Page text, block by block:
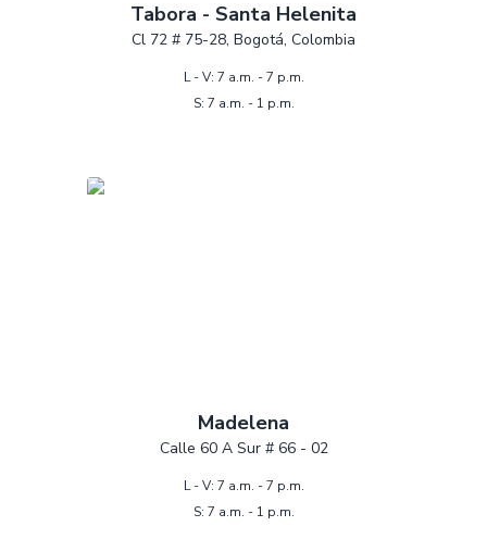
Tabora - Santa Helenita
Cl 72 # 75-28, Bogotá, Colombia
L - V: 7 a.m. - 7 p.m.
S: 7 a.m. - 1 p.m.
Madelena
Calle 60 A Sur # 66 - 02
L - V: 7 a.m. - 7 p.m.
S: 7 a.m. - 1 p.m.